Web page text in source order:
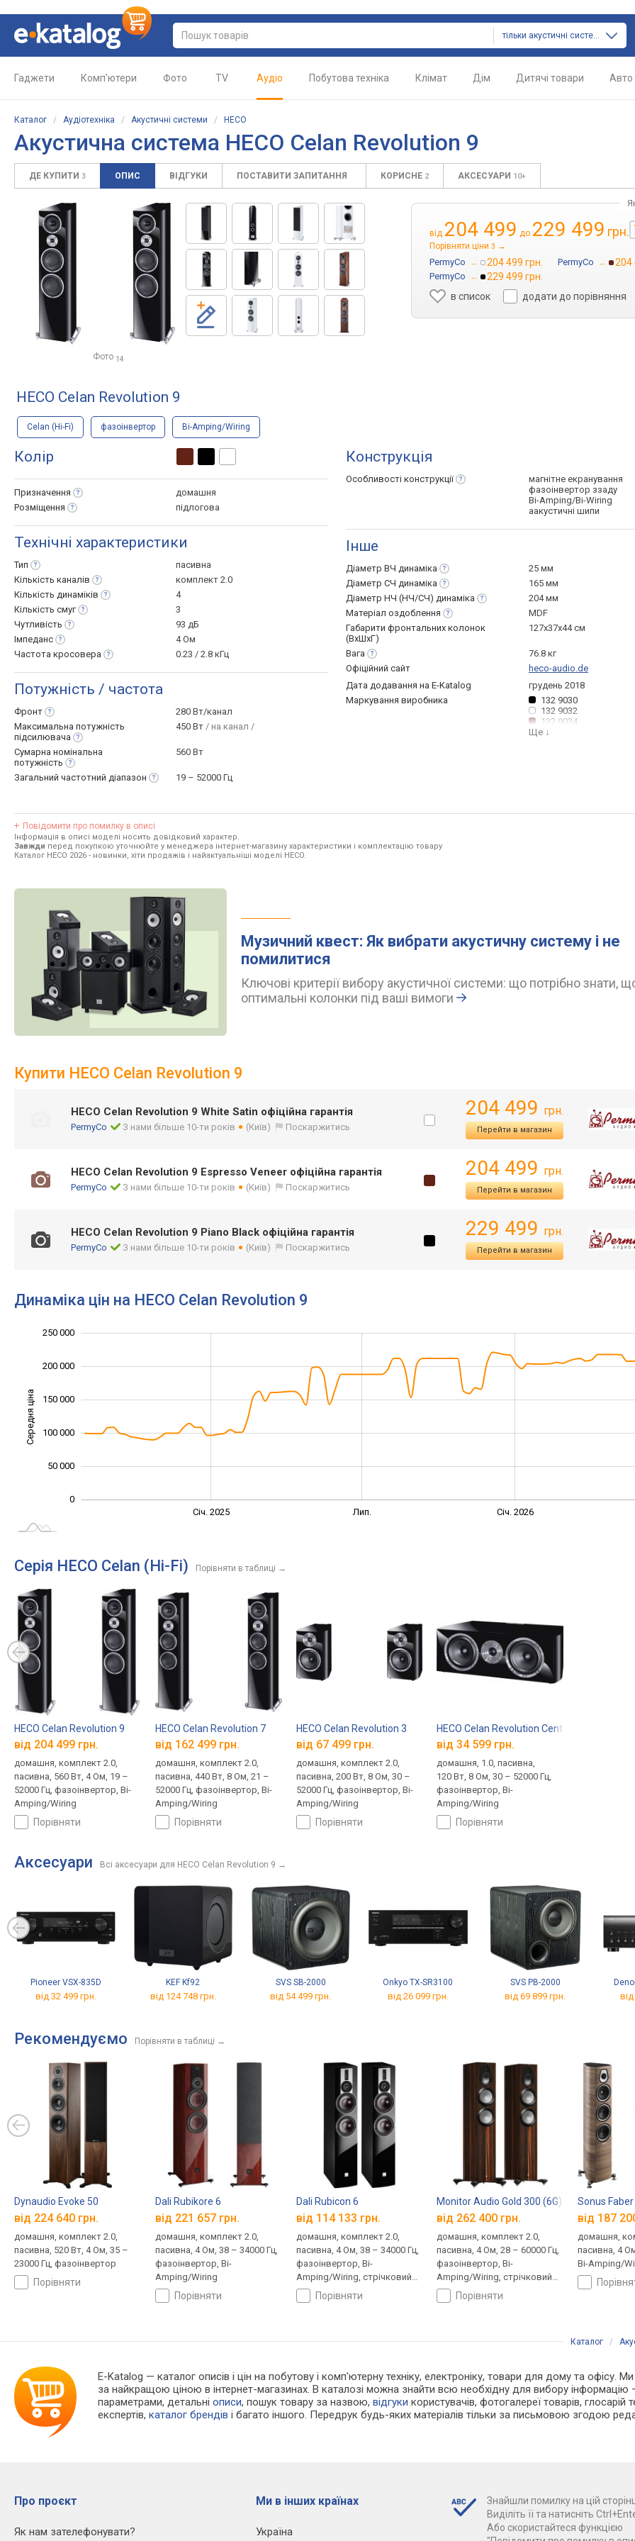
тільки акустичні системи
Гаджети Комп'ютери Фото TV Аудіо Побутова техніка Клімат Дім Дитячі товари Авто
Каталог / Аудіотехніка / Акустичні системи / HECO
Акустична система HECO Celan Revolution 9
ДЕ КУПИТИ 3 ОПИС ВІДГУКИ ПОСТАВИТИ ЗАПИТАННЯ КОРИСНЕ 2 АКСЕСУАРИ 10+
Фото 14
від 204 499 до 229 499 грн.
Порівняти ціни 3 →
PermyCo → 204 499 грн. PermyCo → 204
PermyCo →
229 499 грн.
в список
додати до порівняння
HECO Celan Revolution 9
Celan (Hi-Fi) фазоінвертор Bi-Amping/Wiring
Колір
Призначення
домашня
Розміщення
підлогова
Технічні характеристики
Тип
пасивна
Кількість каналів
комплект 2.0
Кількість динаміків
4
Кількість смуг
3
Чутливість
93 дБ
Імпеданс
4 Ом
Частота кросовера 0.23 / 2.8 кГц
Потужність / частота
Фронт
280 Вт/канал
Максимальна потужність
підсилювача
450 Вт / на канал /
Сумарна номінальна
потужність
560 Вт
Загальний частотний діапазон 19 – 52000 Гц
Конструкція
Особливості конструкції
магнітне екранування
фазоінвертор ззаду
Bi-Amping/Bi-Wiring
аакустичні шипи
Інше
Діаметр ВЧ динаміка
25 мм
Діаметр СЧ динаміка
165 мм
Діаметр НЧ (НЧ/СЧ) динаміка
204 мм
Матеріал оздоблення
MDF
Габарити фронтальних колонок
(ВхШхГ)
127x37x44 см
Вага
76.8 кг
Офіційний сайт
heco-audio.de
Дата додавання на E-Katalog
грудень 2018
Маркування виробника
132 9030
132 9032
132 9034
Ще ↓
Повідомити про помилку в описі
Інформація в описі моделі носить довідковий характер.
Завжди перед покупкою уточнюйте у менеджера інтернет-магазину характеристики і комплектацію товару
Каталог HECO 2026 - новинки, хіти продажів і найактуальніші моделі HECO.
Музичний квест: Як вибрати акустичну систему і не
помилитися
Ключові критерії вибору акустичної системи: що потрібно знати,
оптимальні колонки під ваші вимоги
Купити HECO Celan Revolution 9
HECO Celan Revolution 9 White Satin офіційна гарантія
PermyCo З нами більше 10-ти років (Київ) Поскаржитись
204 499 грн.
Перейти в магазин
HECO Celan Revolution 9 Espresso Veneer офіційна гарантія
PermyCo З нами більше 10-ти років (Київ) Поскаржитись
204 499 грн.
Перейти в магазин
HECO Celan Revolution 9 Piano Black офіційна гарантія
PermyCo З нами більше 10-ти років (Київ) Поскаржитись
229 499 грн.
Перейти в магазин
Динаміка цін на HECO Celan Revolution 9
Середня ціна
0
50 000
100 000
150 000
200 000
250 000
Січ. 2025 Лип. Січ. 2026
Серія HECO Celan (Hi-Fi) Порівняти в таблиці →
HECO Celan Revolution 9
від 204 499 грн.
домашня, комплект 2.0,
пасивна, 560 Вт, 4 Ом, 19 –
52000 Гц, фазоінвертор, Bi-
Amping/Wiring
порівняти
HECO Celan Revolution 7
від 162 499 грн.
домашня, комплект 2.0,
пасивна, 440 Вт, 8 Ом, 21 –
52000 Гц, фазоінвертор, Bi-
Amping/Wiring
порівняти
HECO Celan Revolution 3
від 67 499 грн.
домашня, комплект 2.0,
пасивна, 200 Вт, 8 Ом, 30 –
52000 Гц, фазоінвертор, Bi-
Amping/Wiring
порівняти
HECO Celan Revolution Center 4
від 34 599 грн.
домашня, 1.0, пасивна,
120 Вт, 8 Ом, 30 – 52000 Гц,
фазоінвертор, Bi-
Amping/Wiring
порівняти
Аксесуари Всі аксесуари для HECO Celan Revolution 9 →
Pioneer VSX-835D
від 32 499 грн.
KEF Kf92
від 124 748 грн.
SVS SB-2000
від 54 499 грн.
Onkyo TX-SR3100
від 26 099 грн.
SVS PB-2000
від 69 899 грн.
Рекомендуємо Порівняти в таблиці →
Dynaudio Evoke 50
від 224 640 грн.
домашня, комплект 2.0,
пасивна, 520 Вт, 4 Ом, 35 –
23000 Гц, фазоінвертор
порівняти
Dali Rubikore 6
від 221 657 грн.
домашня, комплект 2.0,
пасивна, 4 Ом, 38 – 34000 Гц,
фазоінвертор, Bi-
Amping/Wiring
порівняти
Dali Rubicon 6
від 114 133 грн.
домашня, комплект 2.0,
пасивна, 4 Ом, 38 – 34000 Гц,
фазоінвертор, Bi-
Amping/Wiring, стрічковий
випромінювач
порівняти
Monitor Audio Gold 300 (6G)
від 262 400 грн.
домашня, комплект 2.0,
пасивна, 4 Ом, 28 – 60000 Гц,
фазоінвертор, Bi-
Amping/Wiring, стрічковий
випромінювач
порівняти
Sonus
від 187
домашня,
пасивна, 4
Bi-Amping/
Каталог /
E-Katalog — каталог описів і цін на побутову і комп'ютерну техніку, електроніку, товари для дому та офісу.
за найкращою ціною в інтернет-магазинах. В каталозі можна знайти всю необхідну для вибору
параметрами, детальніописи, пошук товару за назвою,відгуки користувачів, фотогалереї товарів, глосарій
експертів,каталог брендів і багато іншого. Передрук будь-яких матеріалів тільки за письмовою згодою
Про проєкт
Як нам зателефонувати?
Ми в інших країнах
Україна
Знайшли помилку на цій
Виділіть її та натисніть
Або скористайтеся функцією